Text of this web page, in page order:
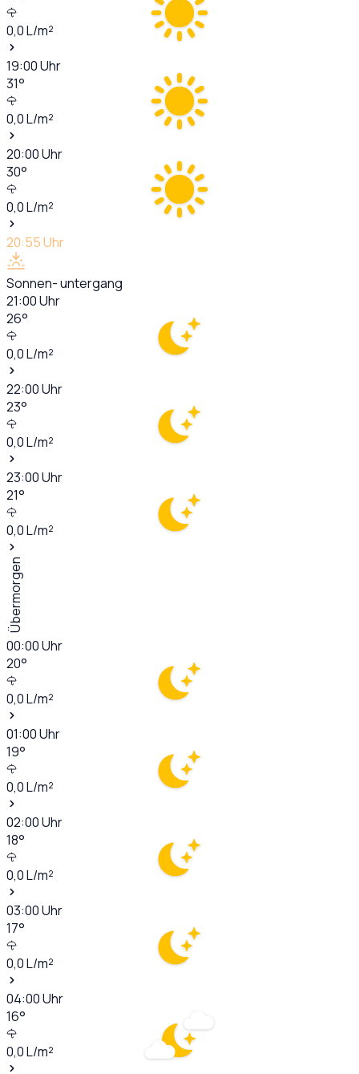
0,0L/m²
19:00Uhr
31°
0,0L/m²
20:00Uhr
30°
0,0L/m²
20:55Uhr
Sonnen- untergang
21:00Uhr
26°
0,0L/m²
22:00Uhr
23°
0,0L/m²
23:00Uhr
21°
0,0L/m²
Übermorgen
00:00Uhr
20°
0,0L/m²
01:00Uhr
19°
0,0L/m²
02:00Uhr
18°
0,0L/m²
03:00Uhr
17°
0,0L/m²
04:00Uhr
16°
0,0L/m²